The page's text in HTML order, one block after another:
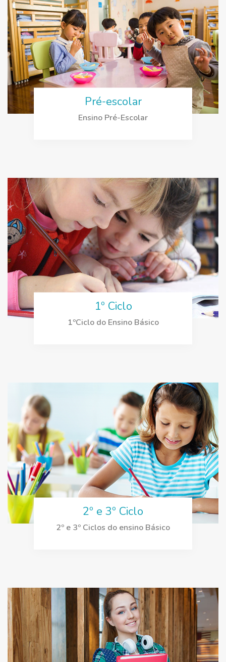
Pré-escolar
Ensino Pré-Escolar
1º Ciclo
1ºCiclo do Ensino Básico
2º e 3º Ciclo
2º e 3º Ciclos do ensino Básico